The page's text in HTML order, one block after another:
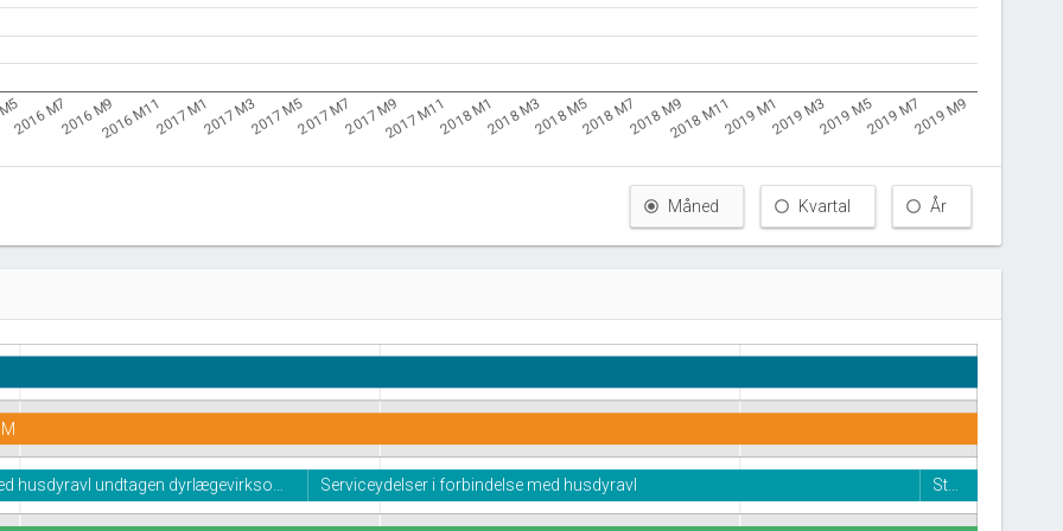
2016 M72016 M92016 M112017 M12017 M32017 M52017 M72017 M92017 M112018 M12018 M32018 M52018 M72018 M92018 M112019 M12019 M32019 M52019 M72019 M9
Måned Kvartal År
husdyravl undtagen dyrlægevirkso… Serviceydelser i forbindelse med husdyravl St…